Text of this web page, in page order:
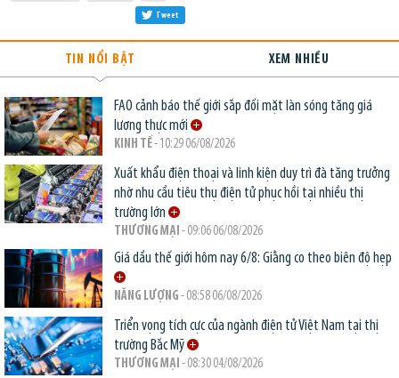
Tweet
TIN NỔI BẬT XEM NHIỀU
FAO cảnh báo thế giới sắp đối mặt làn sóng tăng giá
lương thực mới
KINH TẾ- 10:29 06/08/2026
Xuất khẩu điện thoại và linh kiện duy trì đà tăng trưởng
nhờ nhu cầu tiêu thụ điện tử phục hồi tại nhiều thị
trường lớn
THƯƠNG MẠI - 09:06 06/08/2026
Giá dầu thế giới hôm nay 6/8: Giằng co theo biên độ hẹp
NĂNG LƯỢNG - 08:58 06/08/2026
Triển vọng tích cực của ngành điện tử Việt Nam tại thị
trường Bắc Mỹ
THƯƠNG MẠI - 08:30 04/08/2026